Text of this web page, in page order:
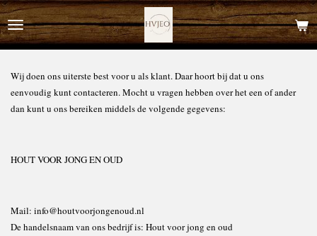
Ga
direct
naar
hoofdinhoud
Wij doen ons uiterste best voor u als klant. Daar hoort bij dat u ons
eenvoudig kunt contacteren. Mocht u vragen hebben over het een of ander
dan kunt u ons bereiken middels de volgende gegevens:
HOUT VOOR JONG EN OUD
Mail: info@houtvoorjongenoud.nl
De handelsnaam van ons bedrijf is: Hout voor jong en oud